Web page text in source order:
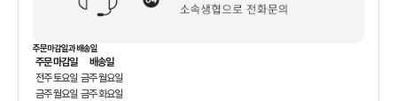
주문마감일과 배송일
주문 마감일
배송일
전주 토요일 금주 월요일
금주 월요일 금주 화요일